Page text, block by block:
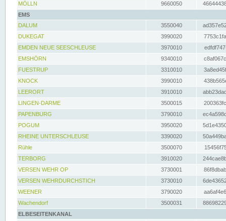
MÖLLN
9660050
EMS
DALUM
3550040
DUKEGAT
3990020
EMDEN NEUE SEESCHLEUSE
3970010
EMSHÖRN
9340010
FUESTRUP
3310010
KNOCK
3990010
LEERORT
3910010
LINGEN-DARME
3500015
PAPENBURG
3790010
POGUM
3950020
RHEINE UNTERSCHLEUSE
3390020
Rühle
3500070
TERBORG
3910020
VERSEN WEHR OP
3730001
VERSEN WEHRDURCHSTICH
3730010
WEENER
3790020
Wachendorf
3500031
ELBESEITENKANAL